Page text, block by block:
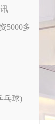
5000多
乓球)